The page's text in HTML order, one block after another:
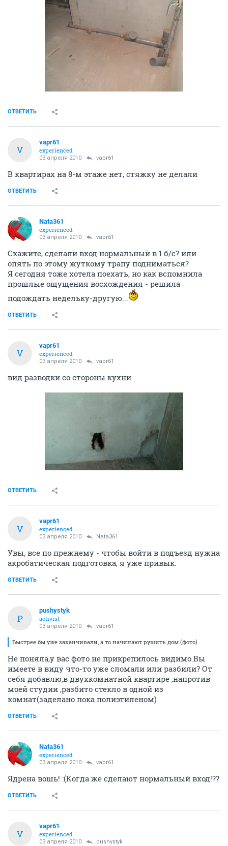
ОТВЕТИТЬ
V
vapr61
experienced
03 апреля 2010 vapr61
В квартирах на 8-м этаже нет, стяжку не делали
ОТВЕТИТЬ
Nata361
experienced
03 апреля 2010 vapr61
Скажите, сделали вход нормальный в 1 б/с? или
опять по этому жуткому трапу подниматься?
Я сегодня тоже хотела поехать, но как вспомнила
прошлые ощущения восхождения - решила
подождать недельку-другую...
ОТВЕТИТЬ
V
vapr61
experienced
03 апреля 2010 vapr61
вид разводки со стороны кухни
ОТВЕТИТЬ
V
vapr61
experienced
03 апреля 2010 Nata361
Увы, все по прежнему - чтобы войти в подъезд нужна
акробатическая подготовка, я уже привык.
ОТВЕТИТЬ
P
pushystyk
activist
03 апреля 2010 vapr61
Быстрее бы уже заканчивали, а то начинают рушить дом (фото)
Не поняла,у вас фото не прикрепилось видимо.Вы
имеете в виду что-то уже сломали или разбили? От
себя добавлю,в двухкомнатной квартире ,напротив
моей студии ,разбито стекло в одной из
комнат(заделано пока полиэтиленом)
ОТВЕТИТЬ
Nata361
experienced
03 апреля 2010 vapr61
Ядрена вошь! :(Когда же сделают нормальный вход!??
ОТВЕТИТЬ
V
vapr61
experienced
03 апреля 2010 pushystyk